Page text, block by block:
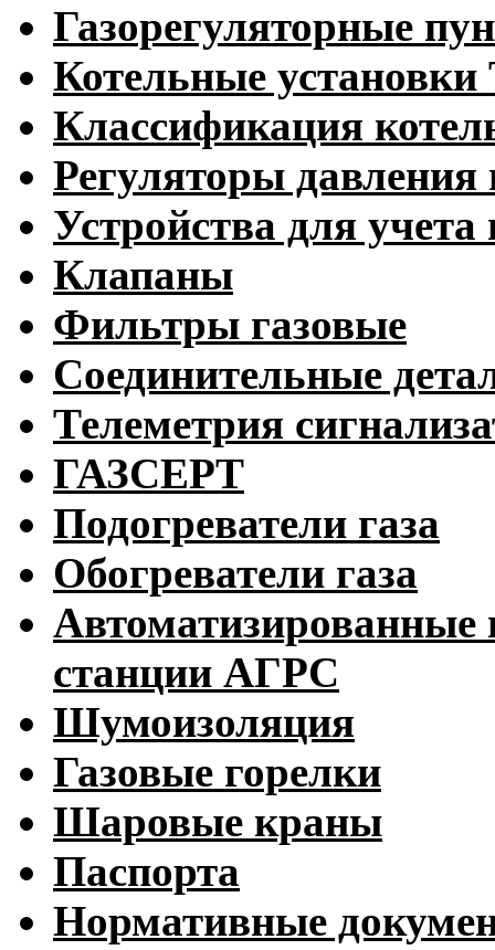
Газорегуляторные
Котельные
Классификация
Регуляторы давления
Устройства для учета
Клапаны
Фильтры газовые
Соединительные
Телеметрия
ГАЗСЕРТ
Подогреватели газа
Обогреватели газа
Автоматизированные
станции АГРС
Шумоизоляция
Газовые горелки
Шаровые краны
Паспорта
Нормативные